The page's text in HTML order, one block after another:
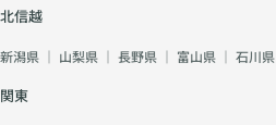
北信越
新潟県 ｜ 山梨県 ｜ 長野県 ｜ 富山県 ｜ 石川県
関東